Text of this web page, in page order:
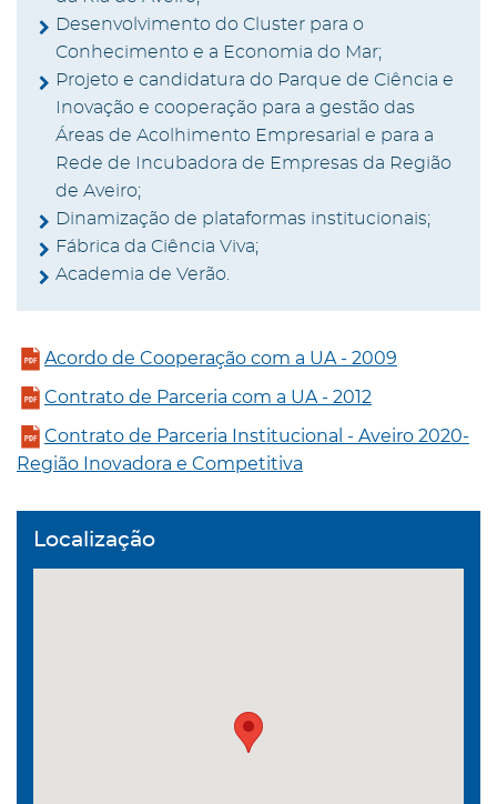
Desenvolvimento do Cluster para o
Conhecimento e a Economia do Mar;
Projeto e candidatura do Parque de Ciência e
Inovação e cooperação para a gestão das
Áreas de Acolhimento Empresarial e para a
Rede de Incubadora de Empresas da Região
de Aveiro;
Dinamização de plataformas institucionais;
Fábrica da Ciência Viva;
Academia de Verão.
Acordo de Cooperação com a UA - 2009
Contrato de Parceria com a UA - 2012
Contrato de Parceria Institucional - Aveiro 2020-
Região Inovadora e Competitiva